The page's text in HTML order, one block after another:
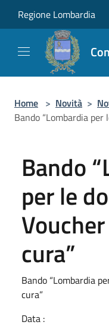
Regione Lombardia
Home > Novità >
Bando “Lombardia
Bando
per le
cura”
Bando “Lombardia
cura”
Data :